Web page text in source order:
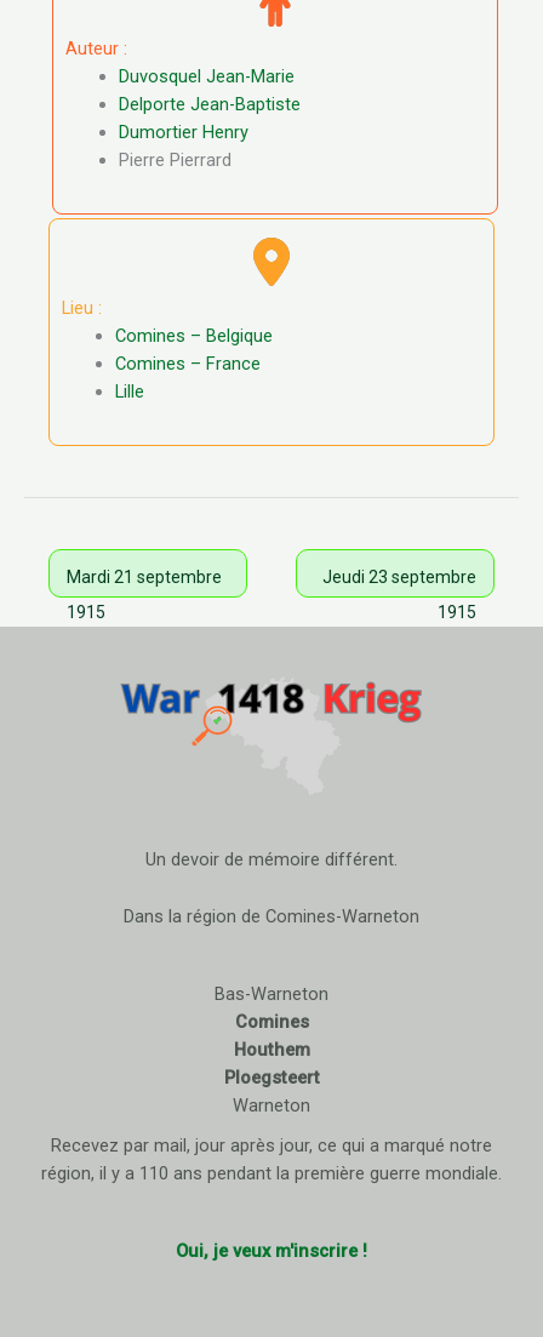
Auteur :
Duvosquel Jean-Marie
Delporte Jean-Baptiste
Dumortier Henry
Pierre Pierrard
Lieu :
Comines – Belgique
Comines – France
Lille
Mardi 21 septembre
1915
Jeudi 23 septembre
1915
Un devoir de mémoire différent.
Dans la région de Comines-Warneton
Bas-Warneton
Comines
Houthem
Ploegsteert
Warneton
Recevez par mail, jour après jour, ce qui a marqué notre
région, il y a 110 ans pendant la première guerre mondiale.
Oui, je veux m'inscrire !